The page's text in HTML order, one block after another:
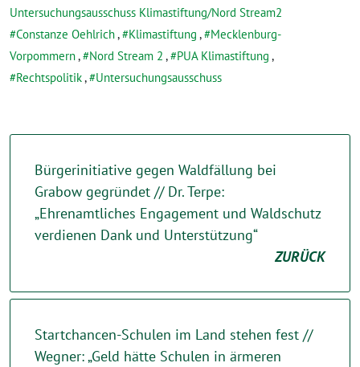
Untersuchungsausschuss Klimastiftung/Nord Stream2
Constanze Oehlrich, Klimastiftung ,
Mecklenburg-
Vorpommern, Nord Stream 2 , PUA Klimastiftung ,
Rechtspolitik, Untersuchungsausschuss
Bürgerinitiative gegen Waldfällung bei
Grabow gegründet // Dr. Terpe:
„Ehrenamtliches Engagement und Waldschutz
verdienen Dank und Unterstützung“
ZURÜCK
Startchancen-Schulen im Land stehen fest //
Wegner: „Geld hätte Schulen in ärmeren